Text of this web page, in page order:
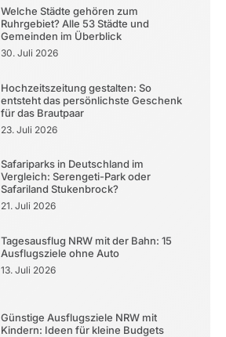
Welche Städte gehören zum
Ruhrgebiet? Alle 53 Städte und
Gemeinden im Überblick
30. Juli 2026
Hochzeitszeitung gestalten: So
entsteht das persönlichste Geschenk
für das Brautpaar
23. Juli 2026
Safariparks in Deutschland im
Vergleich: Serengeti-Park oder
Safariland Stukenbrock?
21. Juli 2026
Tagesausflug NRW mit der Bahn: 15
Ausflugsziele ohne Auto
13. Juli 2026
Günstige Ausflugsziele NRW mit
Kindern: Ideen für kleine Budgets